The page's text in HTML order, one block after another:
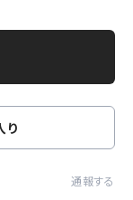
り
通報する